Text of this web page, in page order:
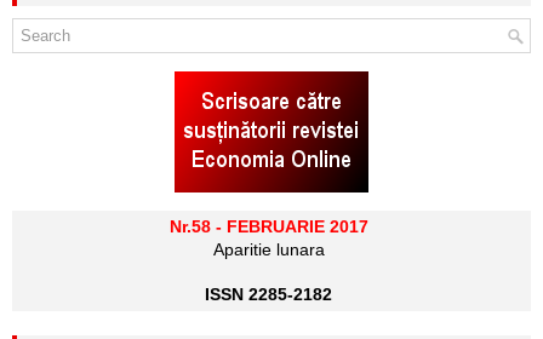
Nr.58 - FEBRUARIE 2017
Aparitie lunara
ISSN 2285-2182